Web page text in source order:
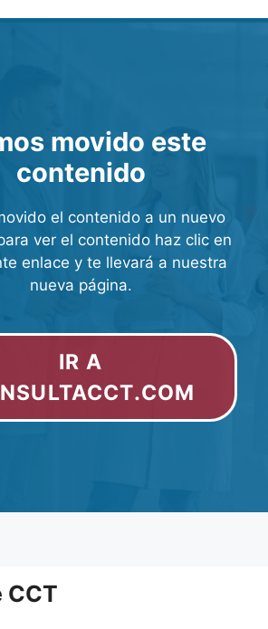
movido este
contenido
el contenido a un nuevo
ver el contenido haz clic en
enlace y te llevará a nuestra
nueva página.
IR A
CCT